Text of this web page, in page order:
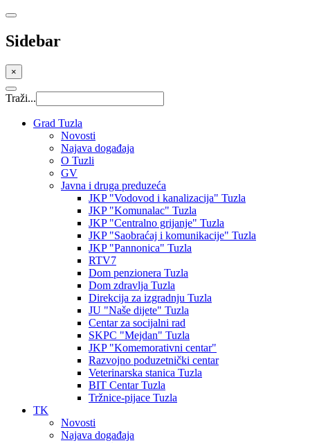
Sidebar
×
Traži...
Grad Tuzla
Novosti
Najava događaja
O Tuzli
GV
Javna i druga preduzeća
JKP "Vodovod i kanalizacija" Tuzla
JKP "Komunalac" Tuzla
JKP "Centralno grijanje" Tuzla
JKP "Saobraćaj i komunikacije" Tuzla
JKP "Pannonica" Tuzla
RTV7
Dom penzionera Tuzla
Dom zdravlja Tuzla
Direkcija za izgradnju Tuzla
JU "Naše dijete" Tuzla
Centar za socijalni rad
SKPC "Mejdan" Tuzla
JKP "Komemorativni centar"
Razvojno poduzetnički centar
Veterinarska stanica Tuzla
BIT Centar Tuzla
Tržnice-pijace Tuzla
TK
Novosti
Najava događaja